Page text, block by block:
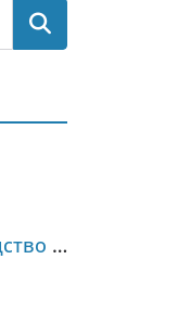
Audi 80 / 90 (1986-1991) Руководство по ремонту и техническому обслуживанию